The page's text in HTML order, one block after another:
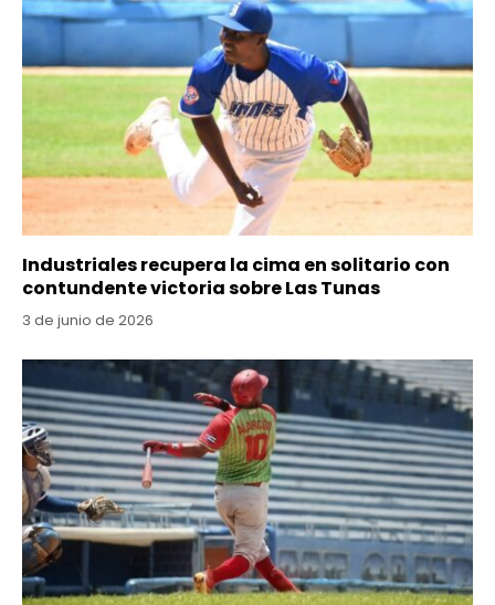
Industriales recupera la cima en solitario con
contundente victoria sobre Las Tunas
3 de junio de 2026